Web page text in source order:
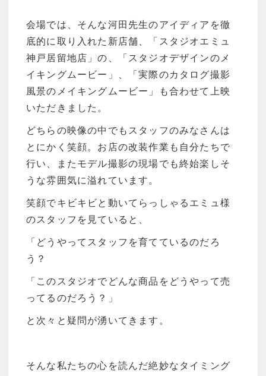
会場では、そんな河田先生のアイディアを徹
底的に取り入れた新店舗、「スタジオエミュ
神戸居留地店」の、「スタジオデザインのメ
イキングムービー」、「実際のカタログ撮影
風景のメイキングムービー」も合わせて上映
いただきました。
どちらの映像の中でもスタッフのみなさんは
とにかく笑顔。お店の改装作業も自分たちで
行い、またモデル撮影の現場でも終始楽しそ
うな雰囲気に溢れています。
笑顔でキビキビと動いてらっしゃるエミュ様
のスタッフを見ていると、
「どうやってスタッフを育てているのだろ
う？
「このスタジオでどんな商品をどうやって売
ってるのだろう？」
と次々と疑問が湧いてきます。
そんな私たちの心を読んだ絶妙なタイミング